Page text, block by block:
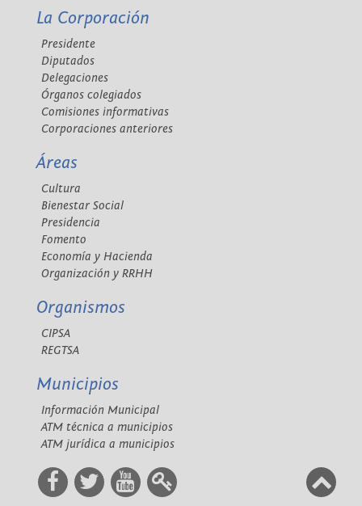
La Corporación
Presidente
Diputados
Delegaciones
Órganos colegiados
Comisiones informativas
Corporaciones anteriores
Áreas
Cultura
Bienestar Social
Presidencia
Fomento
Economía y Hacienda
Organización y RRHH
Organismos
CIPSA
REGTSA
Municipios
Información Municipal
ATM técnica a municipios
ATM jurídica a municipios